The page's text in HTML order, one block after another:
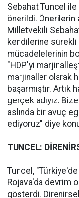
Sebahat Tuncel
önerildi. Önerilerin
Milletvekili
kendilerine sürekli
mücadelelerinin
"HDP'yi
marjinaller olarak
başarmıştır. Artık
gerçek adıyız.
aslında bir avuç
ediyoruz" diye
TUNCEL:
Tuncel,
Rojava'da devrim
gösterdi.